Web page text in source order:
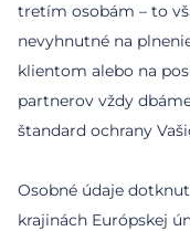
tretím osobám – to
nevyhnutné na
klientom alebo na
partnerov vždy
štandard ochrany
Osobné údaje
krajinách Európskej